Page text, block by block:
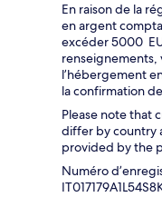
En raison de la
en argent
excéder 5000
renseignements,
l’hébergement
la confirmation
Please note that
differ by country
provided by the
Numéro